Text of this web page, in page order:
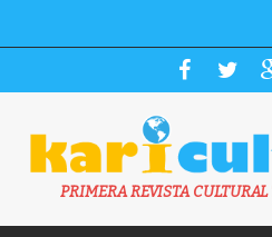
PRIMERA REVISTA